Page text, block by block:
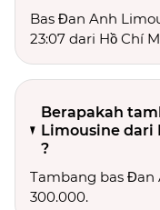
Bas Đan Anh
23:07 dari Hồ Chí
Berapakah
Limousine dari
?
Tambang bas Đan
300.000.